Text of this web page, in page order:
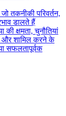
तकनीकी परिवर्तन,
डालते हैं
की क्षमता, चुनौतियां
और शामिल करने के
सफलतापूर्वक